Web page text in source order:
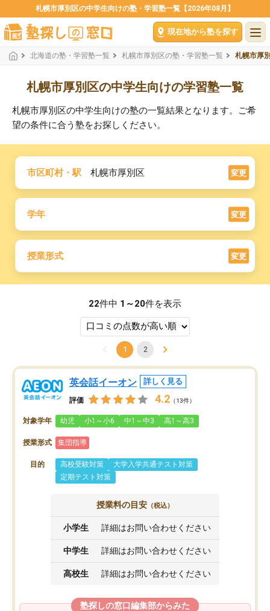
札幌市厚別区の中学生向けの塾・学習塾一覧【2026年08月】
現在地から塾を探す
北海道の塾・学習塾一覧 札幌市厚別区の塾・学習塾一覧 札幌市厚
札幌市厚別区の中学生向けの学習塾一覧
札幌市厚別区の中学生向けの塾の一覧結果となります。ご希
望の条件に合う塾をお探しください。
市区町村・駅 札幌市厚別区 変更
学年 変更
授業形式 変更
22件中 1～20件を表示
1 2
英会話イーオン 詳しく見る
評価 4.2 （13件）
対象学年 幼児 小1～小6 中1～中3 高1～高3
授業形式 集団指導
目的 高校受験対策
大学入学共通テスト対策
定期テスト対策
授業料の目安 （税込）
小学生 詳細はお問い合わせください
中学生 詳細はお問い合わせください
高校生 詳細はお問い合わせください
塾探しの窓口編集部からみた